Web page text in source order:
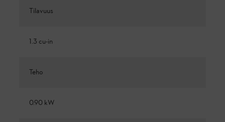
Tilavuus
1.3 cu-in
Teho
0.90 kW